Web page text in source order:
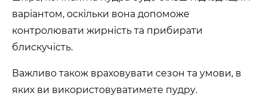
варіантом, оскільки вона допоможе
контролювати жирність та прибирати
блискучість.
Важливо також враховувати сезон та умови, в
яких ви використовуватимете пудру.